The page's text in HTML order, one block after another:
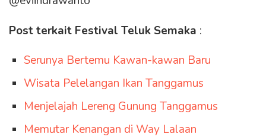
Post terkait Festival Teluk Semaka :
Serunya Bertemu Kawan-kawan Baru
Wisata Pelelangan Ikan Tanggamus
Menjelajah Lereng Gunung Tanggamus
Memutar Kenangan di Way Lalaan